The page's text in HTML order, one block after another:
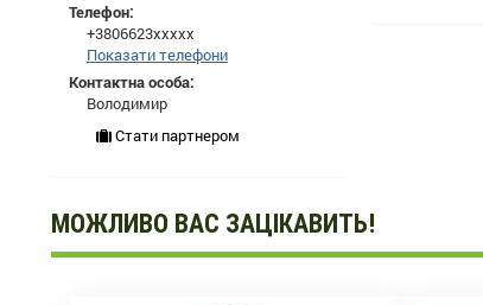
Телефон:
+3806623xxxxx
Показати телефони
Контактна особа:
Володимир
Стати партнером
МОЖЛИВО ВАС ЗАЦІКАВИТЬ!